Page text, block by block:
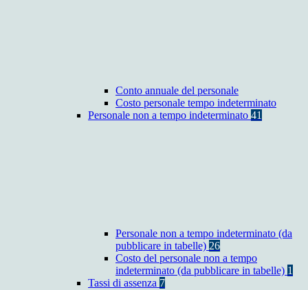
Conto annuale del personale
Costo personale tempo indeterminato
Personale non a tempo indeterminato 41
Personale non a tempo indeterminato (da
pubblicare in tabelle) 26
Costo del personale non a tempo
indeterminato (da pubblicare in tabelle) 1
Tassi di assenza 7